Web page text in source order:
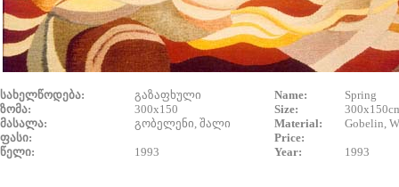
სახელწოდება: გაზაფხული Name:
Spring
ზომა:
300x150 Size:
მასალა:
გობელენი, შალი Material:
Gobelin,
ფასი:
Price:
წელი:
1993 Year: 1993